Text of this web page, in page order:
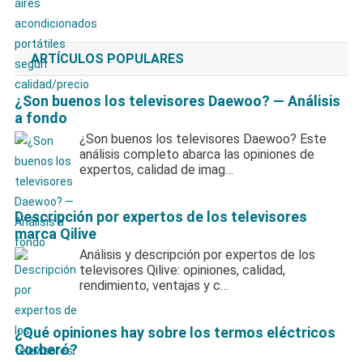
ARTÍCULOS POPULARES
¿Son buenos los televisores Daewoo? — Análisis
a fondo
¿Son buenos los televisores Daewoo? Este
análisis completo abarca las opiniones de
expertos, calidad de imag…
Descripción por expertos de los televisores
marca Qilive
Análisis y descripción por expertos de los
televisores Qilive: opiniones, calidad,
rendimiento, ventajas y c…
¿Qué opiniones hay sobre los termos eléctricos
Corberó?